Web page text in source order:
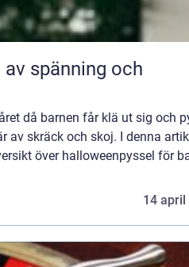
spänning och
då barnen får klä ut sig och
skräck och skoj. I denna
över halloweenpyssel för
14 april